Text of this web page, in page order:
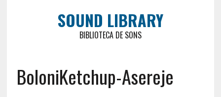
SOUND LIBRARY
BIBLIOTECA DE SONS
BoloniKetchup-Asereje